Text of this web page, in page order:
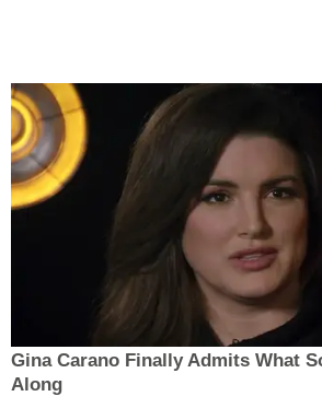
Gina Carano Finally Admits What
Along